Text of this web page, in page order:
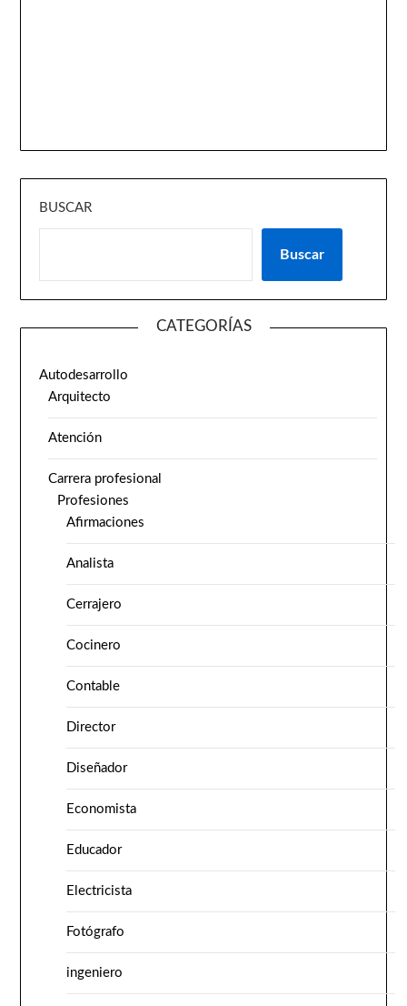
BUSCAR
Buscar
CATEGORÍAS
Autodesarrollo
Arquitecto
Atención
Carrera profesional
Profesiones
Afirmaciones
Analista
Cerrajero
Cocinero
Contable
Director
Diseñador
Economista
Educador
Electricista
Fotógrafo
ingeniero